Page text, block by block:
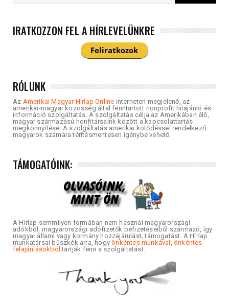
IRATKOZZON FEL A HÍRLEVELÜNKRE
RÓLUNK
Az Amerikai Magyar Hírlap Online interneten megjelenő, az
amerikai-magyar közösség által fenntartott nonprofit hírajánló és
információ szolgáltatás. A szolgáltatás célja az Amerikában élő,
magyar származású honfitársaink között a kapcsolattartás
megkönnyítése. A szolgáltatás amerikai kötődéssel rendelkező
magyarok számára térítésmentesen igénybe vehető.
TÁMOGATÓINK:
A Hírlap semmilyen formában nem használ magyarországi
adókból, magyarországi adófizetők befizetéseiből származó, így
magyar állami vagy kormány hozzájárulást, támogatást. A Hírlap
munkatársai büszkék arra, hogyönkéntes munkával, önkéntes
felajánlásokból tartják fenn a szolgáltatást.